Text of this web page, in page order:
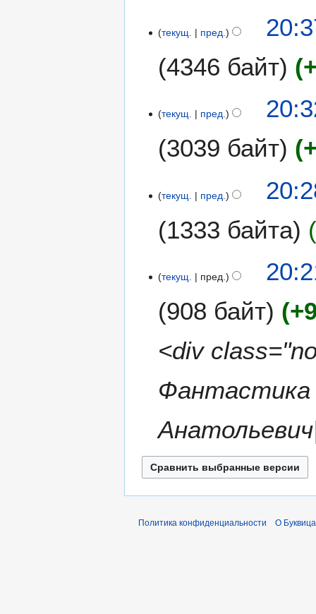
е
о
п
а
и
р
в
к
текущ. пред.
4346 байт
текущ. пред.
3039 байт
текущ. пред.
1333 байта
текущ. пред.
908 байт
<div
Фантастика
Политика конфиденциальности О Буквица